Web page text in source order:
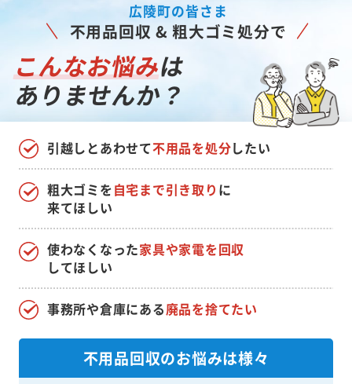
広陵町の皆さま
不用品回収 & 粗大ゴミ処分で
こんなお悩みは
ありませんか？
引越しとあわせて不用品を処分したい
使わなくなった家具や家電を回収
してほしい
粗大ゴミを自宅まで引き取り に
来てほしい
事務所や倉庫にある廃品を捨てたい
不用品回収のお悩みは様々